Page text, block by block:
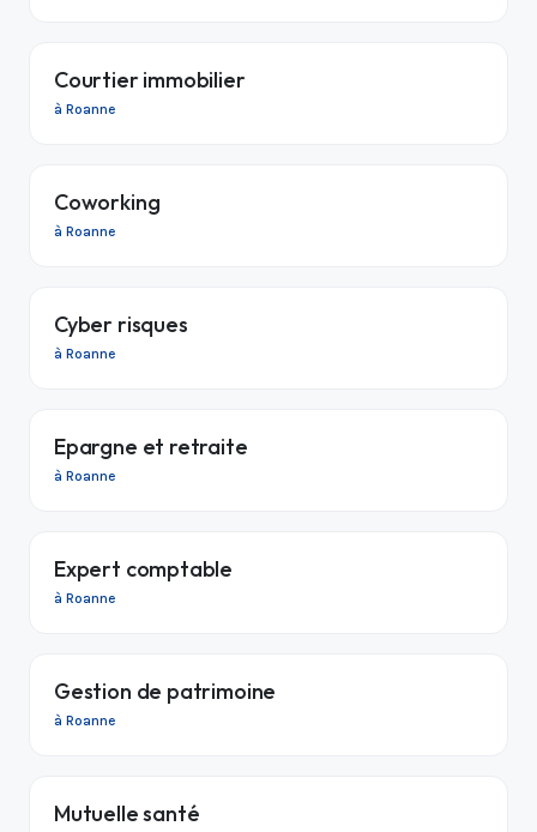
Courtier immobilier
à Roanne
Coworking
à Roanne
Cyber risques
à Roanne
Epargne et retraite
à Roanne
Expert comptable
à Roanne
Gestion de patrimoine
à Roanne
Mutuelle santé